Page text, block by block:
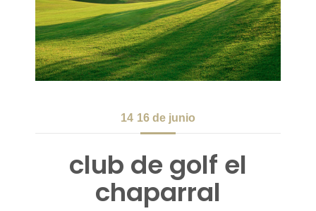
14 16 de junio
club de golf el
chaparral